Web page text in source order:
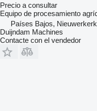
Precio a consultar
Equipo de procesamiento
Países Bajos,
Duijndam Machines
Contacte con el vendedor